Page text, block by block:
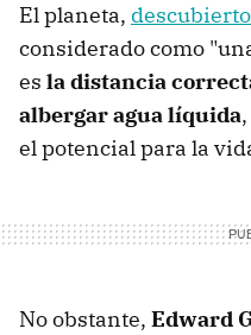
El planeta,
considerado como
es la distancia
albergar agua líquida
el potencial para la
No obstante, Edward